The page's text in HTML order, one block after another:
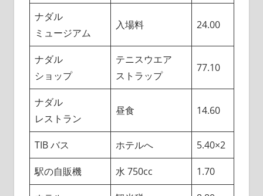
ナダル
ミュージアム
入場料 24.00
ナダル
ショップ
テニスウエア
ストラップ
77.10
ナダル
レストラン
昼食 14.60
TIB バス ホテルへ 5.40×2
駅の自販機 水 750cc 1.70